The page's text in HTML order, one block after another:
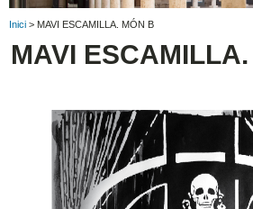
Inici > MAVI ESCAMILLA. MÓN B
MAVI